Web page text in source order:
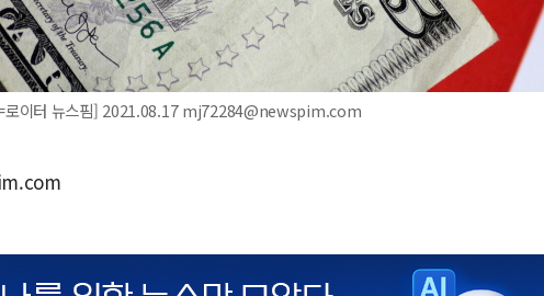
로이터 뉴스핌] 2021.08.17 mj72284@newspim.com